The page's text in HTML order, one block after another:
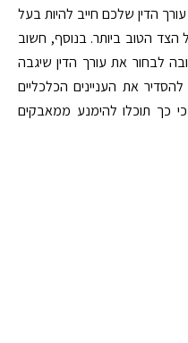
הדין שלכם חייב להיות בעל
הצד הטוב ביותר. בנוסף, חשוב
לבחור את עורך הדין שיגבה
את העניינים הכלכליים
כך תוכלו להימנע ממאבקים